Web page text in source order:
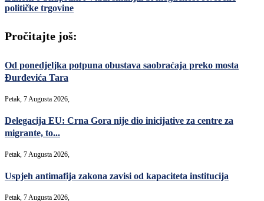
političke trgovine
Pročitajte još:
Od ponedjeljka potpuna obustava saobraćaja preko mosta
Đurđevića Tara
Petak, 7 Augusta 2026,
Delegacija EU: Crna Gora nije dio inicijative za centre za
migrante, to...
Petak, 7 Augusta 2026,
Uspjeh antimafija zakona zavisi od kapaciteta institucija
Petak, 7 Augusta 2026,